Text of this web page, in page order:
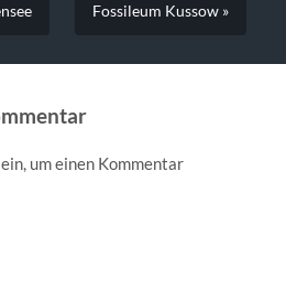
Fossileum Kussow »
um einen Kommentar